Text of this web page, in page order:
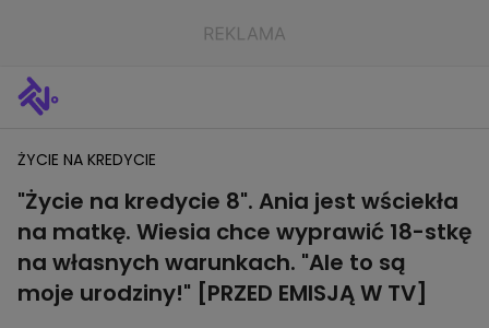
ŻYCIE NA KREDYCIE
"Życie na kredycie 8". Ania jest wściekła
na matkę. Wiesia chce wyprawić 18-stkę
na własnych warunkach. "Ale to są
moje urodziny!" [PRZED EMISJĄ W TV]